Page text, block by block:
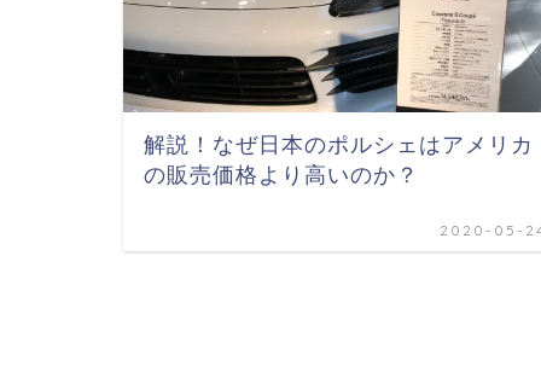
解説！なぜ日本のポルシェはアメリカ
の販売価格より高いのか？
2020-05-